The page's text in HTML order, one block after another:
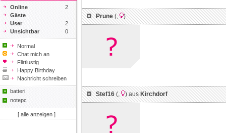
Online
2
Gäste
User
2
Unsichtbar
0
Normal
Chat mich an
Flirtlustig
Happy Birthday
Nachricht schreiben
batteri
notepc
[ alle anzeigen ]
Prune(, )
Stef16(, ) ausKirchdorf